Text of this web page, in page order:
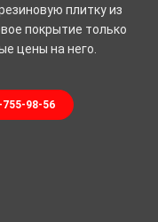
плитку из
покрытие только
цены на него.
98-56